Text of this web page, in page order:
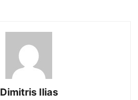
Dimitris Ilias